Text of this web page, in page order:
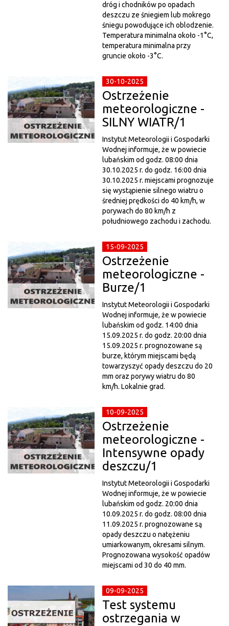
dróg i chodników po opadach
deszczu ze śniegiem lub mokrego
śniegu powodujące ich oblodzenie.
Temperatura minimalna około -1°C,
temperatura minimalna przy
gruncie około -3°C.
30-10-2025
Ostrzeżenie
meteorologiczne -
SILNY WIATR/1
Instytut Meteorologii i Gospodarki
Wodnej informuje, że w powiecie
lubańskim od godz. 08:00 dnia
30.10.2025 r. do godz. 16:00 dnia
30.10.2025 r. miejscami prognozuje
się wystąpienie silnego wiatru o
średniej prędkości do 40 km/h, w
porywach do 80 km/h z
południowego zachodu i zachodu.
15-09-2025
Ostrzeżenie
meteorologiczne -
Burze/1
Instytut Meteorologii i Gospodarki
Wodnej informuje, że w powiecie
lubańskim od godz. 14:00 dnia
15.09.2025 r. do godz. 20:00 dnia
15.09.2025 r. prognozowane są
burze, którym miejscami będą
towarzyszyć opady deszczu do 20
mm oraz porywy wiatru do 80
km/h. Lokalnie grad.
10-09-2025
Ostrzeżenie
meteorologiczne -
Intensywne opady
deszczu/1
Instytut Meteorologii i Gospodarki
Wodnej informuje, że w powiecie
lubańskim od godz. 20:00 dnia
10.09.2025 r. do godz. 08:00 dnia
11.09.2025 r. prognozowane są
opady deszczu o natężeniu
umiarkowanym, okresami silnym.
Prognozowana wysokość opadów
miejscami od 30 do 40 mm.
09-09-2025
Test systemu
ostrzegania w